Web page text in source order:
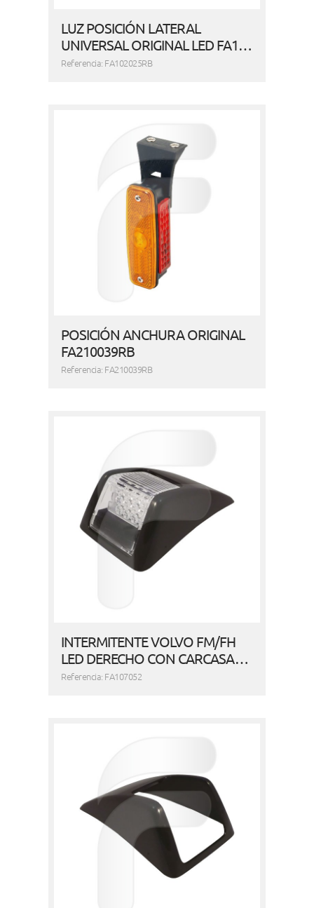
LUZ POSICIÓN LATERAL
UNIVERSAL ORIGINAL LED FA1…
Referencia: FA102025RB
POSICIÓN ANCHURA ORIGINAL
FA210039RB
Referencia: FA210039RB
INTERMITENTE VOLVO FM/FH
LED DERECHO CON CARCASA…
Referencia: FA107052